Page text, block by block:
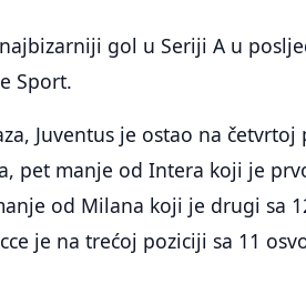
gol u Seriji A u
Sport.
Juventus je ostao na
pet manje od Intera koji je
od Milana koji je drugi sa
je na trećoj poziciji sa 11